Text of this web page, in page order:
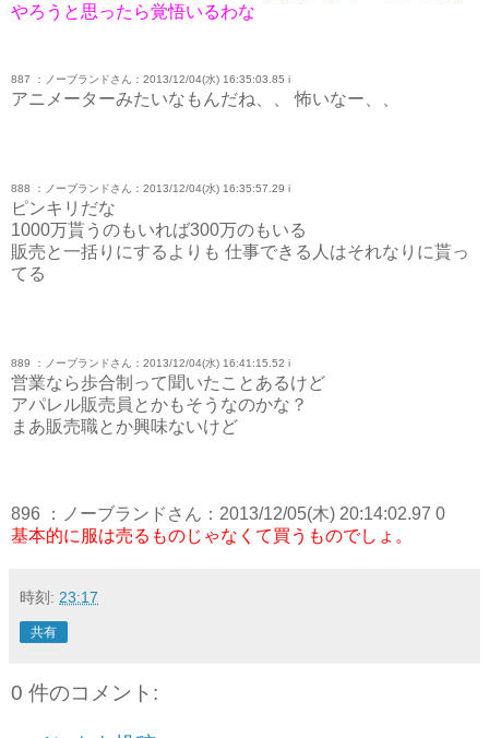
やろうと思ったら覚悟いるわな
887 ：ノーブランドさん：2013/12/04(水) 16:35:03.85 i
アニメーターみたいなもんだね、、 怖いなー、、
888 ：ノーブランドさん：2013/12/04(水) 16:35:57.29 i
ピンキリだな
1000万貰うのもいれば300万のもいる
販売と一括りにするよりも 仕事できる人はそれなりに貰っ
てる
889 ：ノーブランドさん：2013/12/04(水) 16:41:15.52 i
営業なら歩合制って聞いたことあるけど
アパレル販売員とかもそうなのかな？
まあ販売職とか興味ないけど
896 ：ノーブランドさん：2013/12/05(木) 20:14:02.97 0
基本的に服は売るものじゃなくて買うものでしょ。
時刻: 23:17
共有
0 件のコメント: